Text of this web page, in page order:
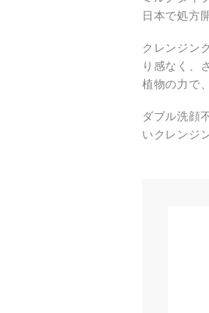
日本で処方
クレンジン
り感なく、
植物の力で
ダブル洗顔
いクレンジ